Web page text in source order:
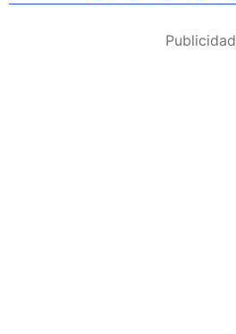
Publicidad